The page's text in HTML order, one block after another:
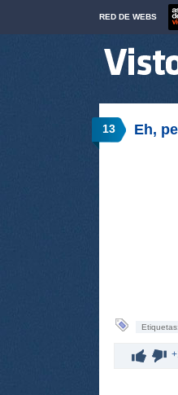
RED DE WEBS
13 Eh,
Etiquetas: